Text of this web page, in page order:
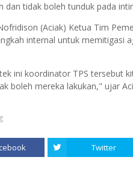
dan tidak boleh tunduk pada
(Aciak) Ketua Tim
internal untuk memitigasi
ini koordinator TPS tersebut
boleh mereka lakukan," ujar
Twitter